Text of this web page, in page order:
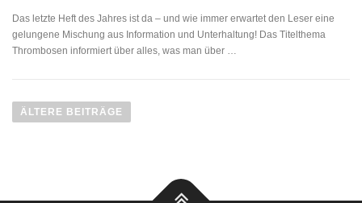
Das letzte Heft des Jahres ist da – und wie immer erwartet den Leser eine
gelungene Mischung aus Information und Unterhaltung! Das Titelthema
Thrombosen informiert über alles, was man über …
ÄLTERE BEITRÄGE